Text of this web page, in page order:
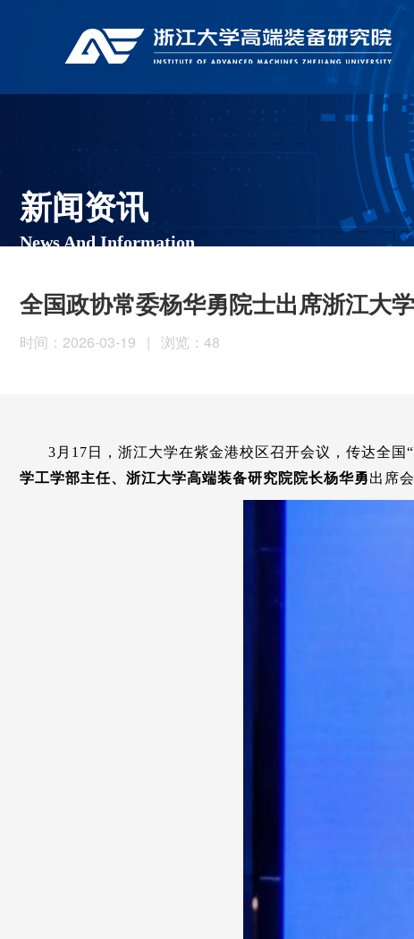
新闻资讯
News And Information
全国政协常委杨华勇院士出席浙江大
时间：2026-03-19 | 浏览： 48
3月17日，浙江大学在紫金港校区召开会议，传达全
学工学部主任、浙江大学高端装备研究院院长杨华勇出席